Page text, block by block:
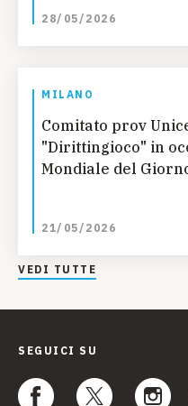
28/05/2026
MILANO
Comitato prov
"Dirittingioco" in
Mondiale
21/05/2026
VEDI TUTTE
SEGUICI SU